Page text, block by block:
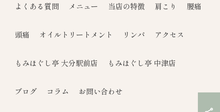
よくある質問 メニュー 当店の特徴 肩こり 腰痛
頭痛 オイルトリートメント リンパ アクセス
もみほぐし亭 大分駅前店 もみほぐし亭 中津店
ブログ コラム お問い合わせ